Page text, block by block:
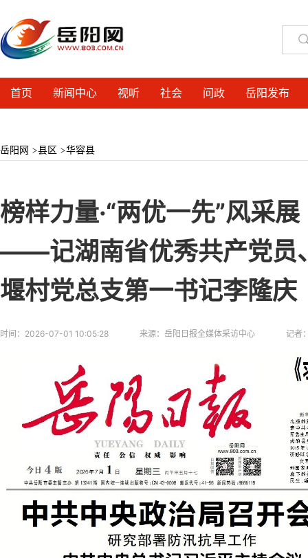
首页 新闻中心 视听 社会 问政 岳阳发布
岳阳网 >县区 >华容县
榜样力量·“两优一先”风采
——记湖南省优秀共产党员
堰村党总支第一书记李隆庆
时间： 2026-07-01 10:05:28 来源： 岳阳日报全媒体采访中心 记者